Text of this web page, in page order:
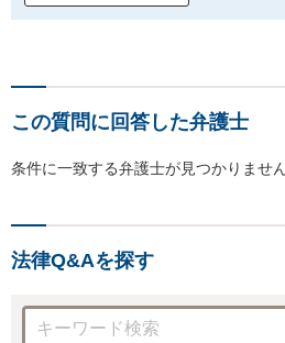
この質問に回答した弁護士
条件に一致する弁護士が見つかりませ
法律Q&Aを探す